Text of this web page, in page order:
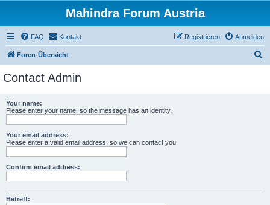
Mahindra Forum Austria
FAQ Kontakt Anmelden
Registrieren
Foren-Übersicht
Contact Admin
Your name:
Please enter your name, so the message has an identity.
Your email address:
Please enter a valid email address, so we can contact you.
Confirm email address:
Betreff: